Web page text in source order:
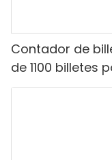
Contador de
de 1100 billetes
UV/magnético/